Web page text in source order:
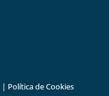
| Política de Cookies